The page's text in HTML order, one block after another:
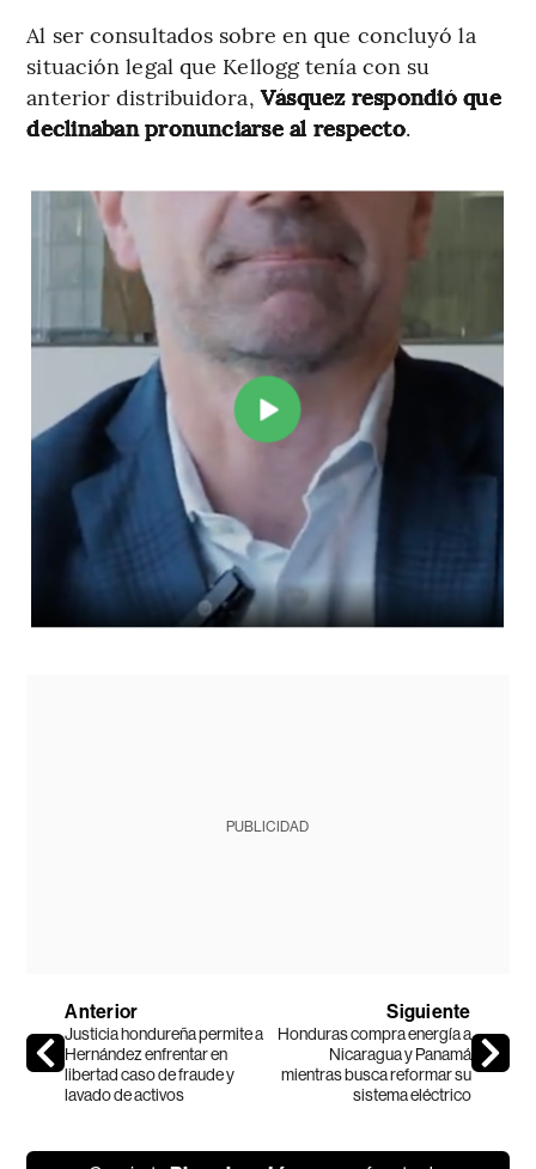
Al ser consultados sobre en que concluyó la
situación legal que Kellogg tenía con su
anterior distribuidora,Vásquez respondió que
declinaban pronunciarse al respecto.
PUBLICIDAD
Anterior
Justicia hondureña permite a
Hernández enfrentar en
libertad caso de fraude y
lavado de activos
Siguiente
Honduras compra energía a
Nicaragua y Panamá
mientras busca reformar su
sistema eléctrico